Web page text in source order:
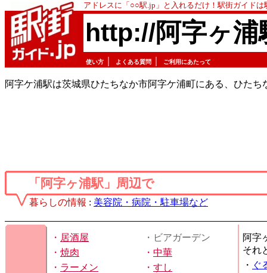
アドレスに「○○駅.jp」と入れるだけ！駅街ガイド
http://阿字ヶ浦
使い方 よくある質問 ご利用にあたって
阿字ケ浦駅は茨城県ひたちなか市阿字ケ浦町にある、ひたち
「阿字ヶ浦駅」周辺で
暮らしの情報 : 美容院・病院・駐車場など
・ 居酒屋
・ビアガーデン
・ 焼肉 ・ 中華
・ ラーメン ・ すし
阿字
それ
・ ぐ